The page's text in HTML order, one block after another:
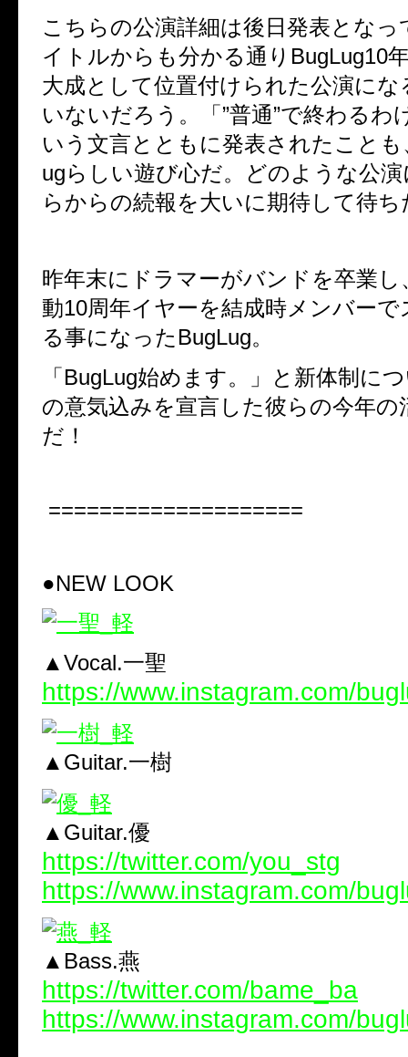
こちらの公演詳細は後日発表とな
イトルからも分かる通り BugLug10
大成として位置付けられた公演にな
いないだろう。「”普通”で終わるわ
いう文言とともに発表されたことも
ugらしい遊び心だ。どのような公
らからの続報を大いに期待して待ち
昨年末にドラマーがバンドを卒業し
動10周年イヤーを結成時メンバー
る事になった BugLug。
「 BugLug始めます。」と新体制に
の意気込みを宣言した彼らの今年の
だ！
====================
●NEW LOOK
▲Vocal.一聖
https://www.instagram.com/
▲Guitar.一樹
▲Guitar.優
https://twitter.com/you_stg
https://www.instagram.com/
▲Bass.燕
https://twitter.com/bame_ba
https://www.instagram.com/